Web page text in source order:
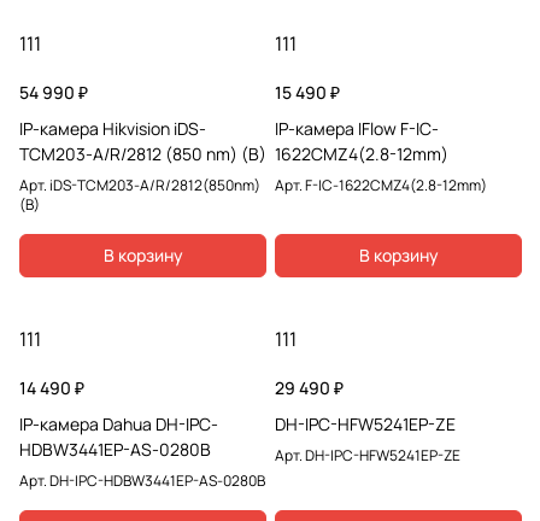
111
54 990 ₽
IP-камера Hikvision iDS-
TCM203-A/R/2812 (850 nm) (B)
Арт. iDS-TCM203-A/R/2812(850nm)
(B)
В корзину
111
15 490 ₽
IP-камера IFlow F-IC-
1622CMZ4(2.8-12mm)
Арт.F-IC-1622CMZ4(2.8-12mm)
В корзину
111
14 490 ₽
IP-камера Dahua DH-IPC-
HDBW3441EP-AS-0280B
Арт.DH-IPC-HDBW3441EP-AS-0280B
111
29 490 ₽
DH-IPC-HFW5241EP-ZE
Арт.DH-IPC-HFW5241EP-ZE